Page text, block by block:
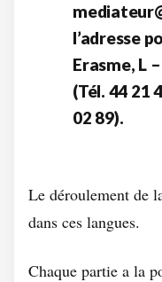
l’adresse
Erasme, L
(Tél. 44 21
02 89).
Le déroulement de
dans ces langues.
Chaque partie a la